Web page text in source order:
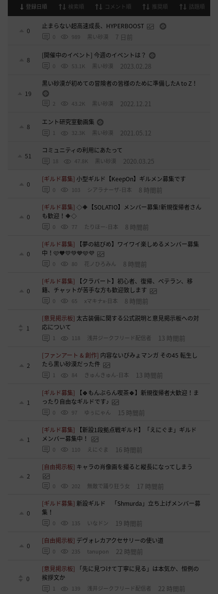
登録日順 検索順 コメント順 推奨順 話題順
0
止まらない超高速成長、HYPERBOOST
0 989 黒い砂漠 7 日前
8
[開催中のイベント] 今週のイベントは？
0 53.1K 黒い砂漠 2023.02.28
19
黒い砂漠が初めての冒険者の皆様のために準備したA to Z！
2 43.2K 黒い砂漠 2022.12.21
8
エント研究室動画集
1 32.3K 黒い砂漠 2021.05.12
51
コミュニティの利用にあたって
18 47.8K 黒い砂漠 2020.03.25
0
[ギルド募集]小型ギルド【KeepOn】ギルメン募集です
0 103 シアラナーザ-日本 8 時間前
0
[ギルド募集]◇🔶【SOLATIO】メンバー募集!新規復帰者さん
も歓迎！🔶◇
0 77 たりほー-日本 8 時間前
0
[ギルド募集]
【夢の結びめ】ワイワイ楽しめるメンバー募集
中！🩷🧡💛💚💙🩵💜
0 80 花ノひろみん 8 時間前
0
[ギルド募集]
【クラバート】初心者、復帰、ベテラン、移
籍、チャットが苦手な方も歓迎致します
0 65 xマキナx-日本 8 時間前
1
[意見掲示板] 太古装備に関する公式説明と意見掲示板への対
応について
1 118 浅井ジークフリード配信者 13 時間前
2
[ファンアート & 創作] 内容ないびみょマンガ その45 転生し
たら黒い砂漠だった件
1 84 きゅんきゅん-日本 13 時間前
1
[ギルド募集]
【🍀もんぶらん喫茶🍀】新規復帰者大歓迎！ま
ったり自由なギルドです♪
0 97 ゆぅにゃん 15 時間前
1
[ギルド募集]
【新設1段拠点戦ギルド】「えにぐま」ギルド
メンバー募集中！
0 110 えにぐま 16 時間前
2
[自由掲示板] キャラの肖像画を撮ると縦長になってしまう
0 202 無敵で踊り狂う女 17 時間前
0
[ギルド募集]新設ギルド 「Shmurda」立ち上げメンバー募
集！
0 135 いなドン 19 時間前
0
[自由掲示板] デヴォレカアクセサリーの使い道
0 235 tanupon 22 時間前
0
[意見掲示板]
「先に見つけて丁寧に見る」は本気か、恒例の
挨拶文か
1 139 浅井ジークフリード配信者 22 時間前